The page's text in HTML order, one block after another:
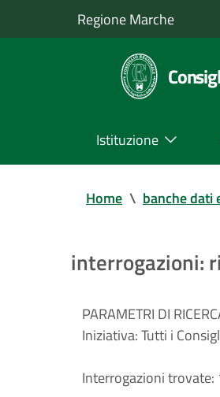
Regione Marche
Istituzione
Home \ banche dati
interrogazioni:
PARAMETRI DI
Iniziativa:Tutti i
Interrogazioni trovate: